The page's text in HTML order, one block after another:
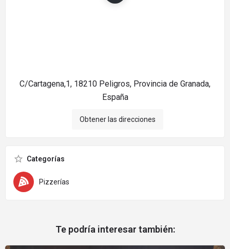
C/Cartagena,1, 18210 Peligros, Provincia de Granada,
España
Obtener las direcciones
Categorías
Pizzerías
Te podría interesar también: